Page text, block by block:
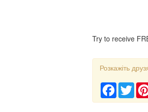
Try to receive
Розкажіть
Facebook